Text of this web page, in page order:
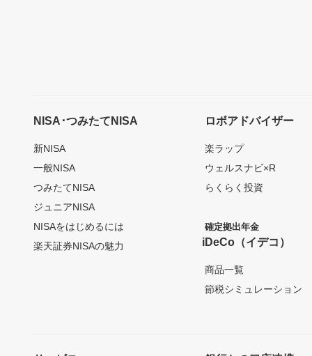
NISA･つみたてNISA
新NISA
一般NISA
つみたてNISA
ジュニアNISA
NISAをはじめるには
楽天証券NISAの魅力
ロボアドバイザー
楽ラップ
ウェルスナビ×R
らくらく投資
確定拠出年金
iDeCo（イデコ）
商品一覧
節税シミュレーション